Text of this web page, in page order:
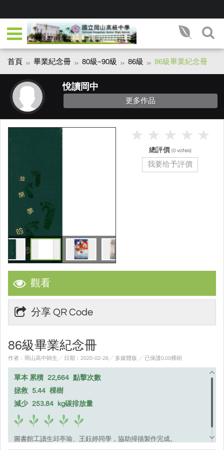
首頁 畢業紀念冊 80級~90級 86級 86級畢業紀念冊
悅讀岡中
更多作品
觀看
分享 QR Code
86級畢業紀念冊
作者：岡山高中師生╱ 日期：2020-02-26╱ 多媒體版 ╱ 已保護0.00棵樹
單本 累積 22,664 點擊次數
拯救 5.44 棵樹
減少 253.84 kg碳排放量
圖書館工讀生邱亭瑜、王鈺婷同學，協助掃描製作完成。
總評價 (0 votes)
我要给予評價